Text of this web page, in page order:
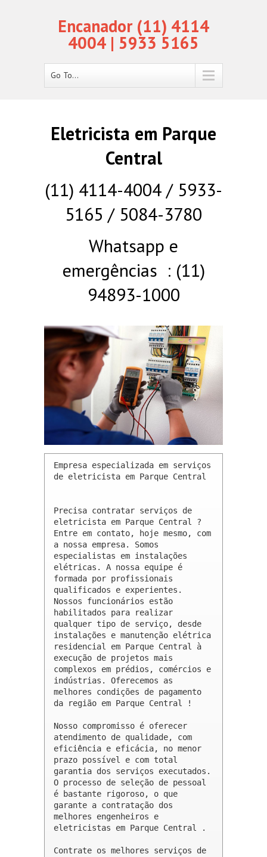
Encanador (11) 4114
4004 | 5933 5165
Go To...
Eletricista em Parque
Central
(11) 4114-4004 / 5933-
5165 / 5084-3780
Whatsapp e
emergências : (11)
94893-1000
Empresa especializada em serviços
de eletricista em Parque Central
Precisa contratar serviços de
eletricista em Parque Central ?
Entre em contato, hoje mesmo, com
a nossa empresa. Somos
especialistas em instalações
elétricas. A nossa equipe é
formada por profissionais
qualificados e experientes.
Nossos funcionários estão
habilitados para realizar
qualquer tipo de serviço, desde
instalações e manutenção elétrica
residencial em Parque Central à
execução de projetos mais
complexos em prédios, comércios e
indústrias. Oferecemos as
melhores condições de pagamento
da região em Parque Central !
Nosso compromisso é oferecer
atendimento de qualidade, com
eficiência e eficácia, no menor
prazo possível e com total
garantia dos serviços executados.
O processo de seleção de pessoal
é bastante rigoroso, o que
garante a contratação dos
melhores engenheiros e
eletricistas em Parque Central .
Contrate os melhores serviços de